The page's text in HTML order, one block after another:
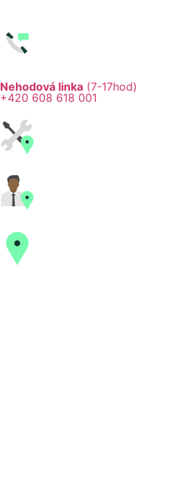
Nehodová linka (7-17hod)
+420 608 618 001